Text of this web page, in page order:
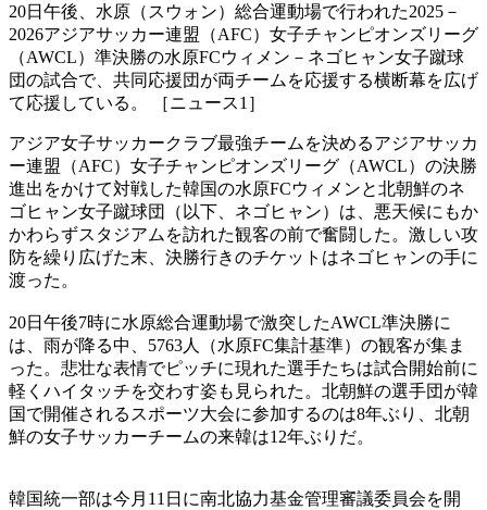
20日午後、水原（スウォン）総合運動場で行われた2025－
2026アジアサッカー連盟（AFC）女子チャンピオンズリーグ
（AWCL）準決勝の水原FCウィメン－ネゴヒャン女子蹴球
団の試合で、共同応援団が両チームを応援する横断幕を広げ
て応援している。 ［ニュース1］
アジア女子サッカークラブ最強チームを決めるアジアサッカ
ー連盟（AFC）女子チャンピオンズリーグ（AWCL）の決勝
進出をかけて対戦した韓国の水原FCウィメンと北朝鮮のネ
ゴヒャン女子蹴球団（以下、ネゴヒャン）は、悪天候にもか
かわらずスタジアムを訪れた観客の前で奮闘した。激しい攻
防を繰り広げた末、決勝行きのチケットはネゴヒャンの手に
渡った。
20日午後7時に水原総合運動場で激突したAWCL準決勝に
は、雨が降る中、5763人（水原FC集計基準）の観客が集ま
った。悲壮な表情でピッチに現れた選手たちは試合開始前に
軽くハイタッチを交わす姿も見られた。北朝鮮の選手団が韓
国で開催されるスポーツ大会に参加するのは8年ぶり、北朝
鮮の女子サッカーチームの来韓は12年ぶりだ。
韓国統一部は今月11日に南北協力基金管理審議委員会を開